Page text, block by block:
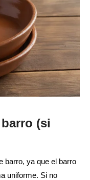
(si
barro, ya que el barro
uniforme. Si no